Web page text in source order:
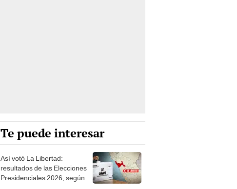
Te puede interesar
Así votó La Libertad:
resultados de las Elecciones
Presidenciales 2026, según